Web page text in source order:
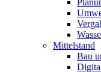
Mittelstand
Bau